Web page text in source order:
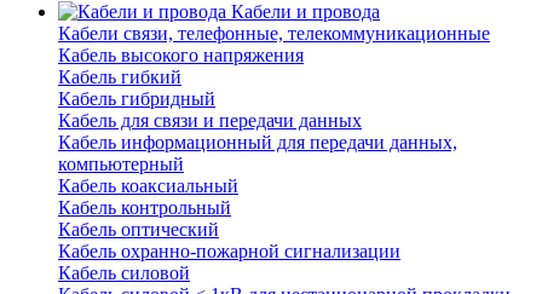
Кабели и провода
Кабели связи, телефонные, телекоммуникационные
Кабель высокого напряжения
Кабель гибкий
Кабель гибридный
Кабель для связи и передачи данных
Кабель информационный для передачи данных,
компьютерный
Кабель коаксиальный
Кабель контрольный
Кабель оптический
Кабель охранно-пожарной сигнализации
Кабель силовой